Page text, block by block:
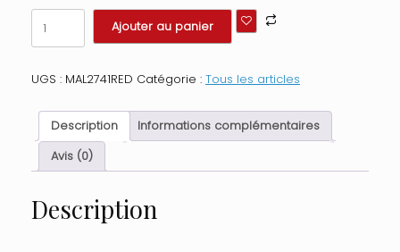
quantité
de
Ensemble
Deux
"Wet
Look"
Rouge
Taille
XL,
Couleur
Ajouter au panier
UGS : MAL2741RED Catégorie : Tous les articles
Description
Informations complémentaires
Avis (0)
Description